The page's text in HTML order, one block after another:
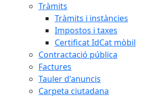
Tràmits
Tràmits i instàncies
Impostos i taxes
Certificat IdCat mòbil
Contractació pública
Factures
Tauler d'anuncis
Carpeta ciutadana